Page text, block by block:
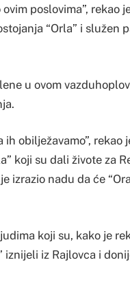
poslovima”, rekao
“Orla” i služen
u ovom
obilježavamo”, rekao
koji su dali živote za
izrazio nadu da će
koji su, kako je
iznijeli iz Rajlovca i